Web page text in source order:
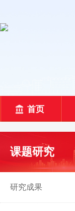
首页
课题研究
研究成果